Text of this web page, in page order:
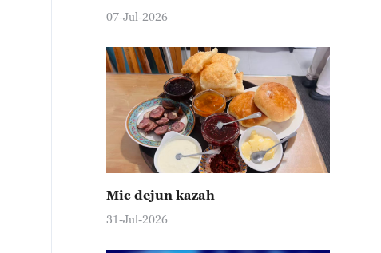
07-Jul-2026
Mic dejun kazah
31-Jul-2026